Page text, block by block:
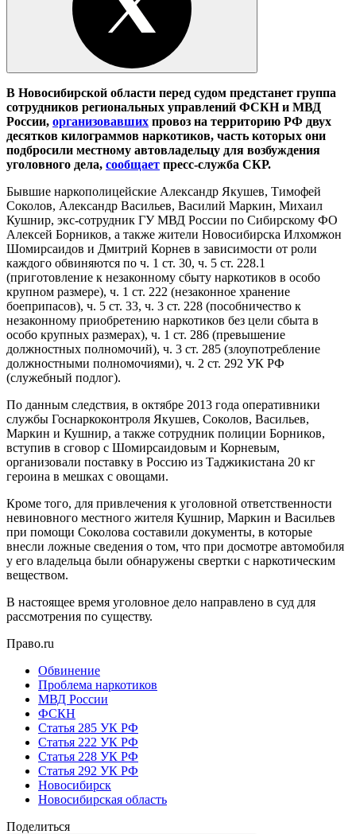
В Новосибирской области перед судом предстанет группа
сотрудников региональных управлений ФСКН и МВД
России, организовавших провоз на территорию РФ двух
десятков килограммов наркотиков, часть которых они
подбросили местному автовладельцу для возбуждения
уголовного дела, сообщает пресс-служба СКР.
Бывшие наркополицейские Александр Якушев, Тимофей
Соколов, Александр Васильев, Василий Маркин, Михаил
Кушнир, экс-сотрудник ГУ МВД России по Сибирскому ФО
Алексей Борников, а также жители Новосибирска Илхомжон
Шомирсаидов и Дмитрий Корнев в зависимости от роли
каждого обвиняются по ч. 1 ст. 30, ч. 5 ст. 228.1
(приготовление к незаконному сбыту наркотиков в особо
крупном размере), ч. 1 ст. 222 (незаконное хранение
боеприпасов), ч. 5 ст. 33, ч. 3 ст. 228 (пособничество к
незаконному приобретению наркотиков без цели сбыта в
особо крупных размерах), ч. 1 ст. 286 (превышение
должностных полномочий), ч. 3 ст. 285 (злоупотребление
должностными полномочиями), ч. 2 ст. 292 УК РФ
(служебный подлог).
По данным следствия, в октябре 2013 года оперативники
службы Госнаркоконтроля Якушев, Соколов, Васильев,
Маркин и Кушнир, а также сотрудник полиции Борников,
вступив в сговор с Шомирсаидовым и Корневым,
организовали поставку в Россию из Таджикистана 20 кг
героина в мешках с овощами.
Кроме того, для привлечения к уголовной ответственности
невиновного местного жителя Кушнир, Маркин и Васильев
при помощи Соколова составили документы, в которые
внесли ложные сведения о том, что при досмотре автомобиля
у его владельца были обнаружены свертки с наркотическим
веществом.
В настоящее время уголовное дело направлено в суд для
рассмотрения по существу.
Право.ru
Обвинение
Проблема наркотиков
МВД России
ФСКН
Статья 285 УК РФ
Статья 222 УК РФ
Статья 228 УК РФ
Статья 292 УК РФ
Новосибирск
Новосибирская область
Поделиться